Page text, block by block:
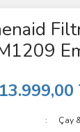
13.999,00
Çay